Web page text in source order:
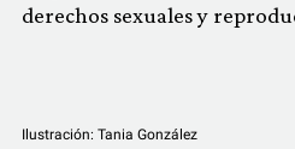
derechos sexuales y
Ilustración: Tania González